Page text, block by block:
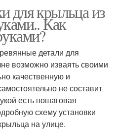
для крыльца из
Как
детали для
возможно изваять своими
качественную и
не составит
есть пошаговая
схему установки
на улице.